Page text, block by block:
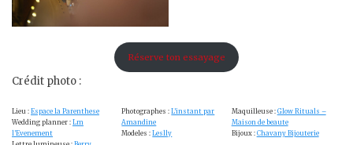
Réserve ton essayage
Crédit photo :
Lieu : Espace la Parenthese
Wedding planner : Lm
l’Evenement
Photographes :L’instant par
Amandine
Modeles :Leslly
Maquilleuse : Glow Rituals –
Maison de beaute
Bijoux : Chavany Bijouterie